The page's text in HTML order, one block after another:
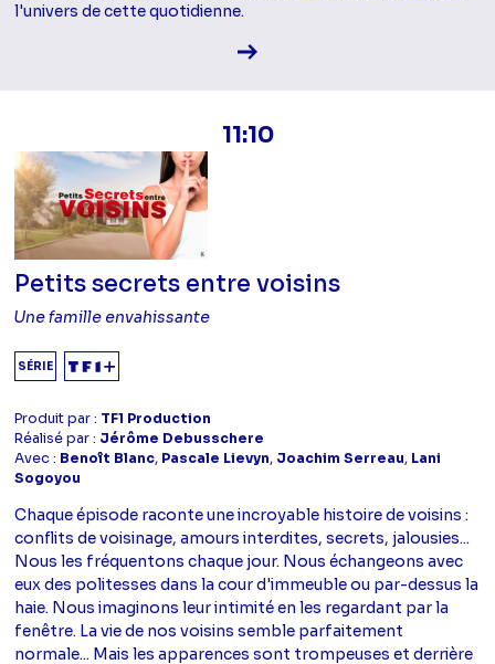
l'univers de cette quotidienne.
Voir la fiche diffusion
11:10
Petits secrets entre voisins
Une famille envahissante
SÉRIE
Produit par : TF1 Production
Réalisé par : Jérôme Debusschere
Avec : Benoît Blanc, Pascale Lievyn, Joachim Serreau, Lani
Sogoyou
Chaque épisode raconte une incroyable histoire de voisins :
conflits de voisinage, amours interdites, secrets, jalousies...
Nous les fréquentons chaque jour. Nous échangeons avec
eux des politesses dans la cour d'immeuble ou par-dessus la
haie. Nous imaginons leur intimité en les regardant par la
fenêtre. La vie de nos voisins semble parfaitement
normale... Mais les apparences sont trompeuses et derrière